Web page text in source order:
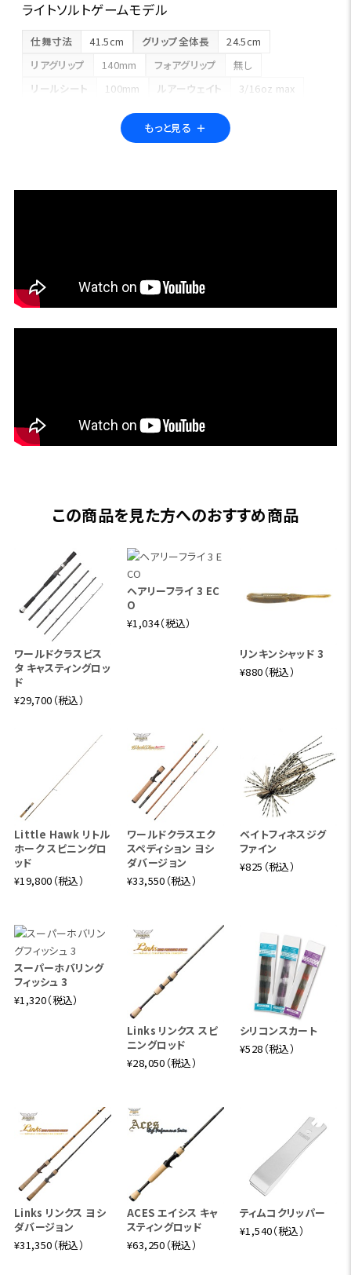
ライトソルトゲームモデル
仕舞寸法 41.5cm グリップ全体長
24.5cm
リアグリップ
140mm フォアグリップ
無し
リールシート
100mm ルアーウェイト
3/16oz max
PE#0.8max、エステル、フロロ0.2～0.8号
構造 グリップ脱着式の5ピース構造
ースでありながら、ライトソルトシーンに求められる感度と軽
快さを確保するために、軽量なセッティングに仕上げました。
5ft台のレングスを活かした取り回しの良さを高めるために、
無駄なパーツを排除したショートグリップを採用し、軽量化
ジグ単などの軽量ルアーのキャストを助けながら、食い込み
ションを活かしていただくと、プラグのキャストを快適に行
え、キャストの対応の幅が広いロッドになっています。ガイド
をいたずらに増やすことはせず、先重りしにくいガイドセッテ
ィングにしています。エステルラインを使用する際は0.2～0.4
号との相性が良く、PEラインは0.2～0.6号との相性が良くな
っています。その汎用性の高さは、多様な魚種が釣れる港湾
部でのライトソルトゲームの様々な場面で活躍します。
WCV96SL-5J "Sweet Trap"
鮎ゲームモデル
仕舞寸法 グリップ全体長
42cm
リアグリップ
フォアグリップ
35mm
リールシート
120mm ルアーウェイト
5/8oz max
ライン
自重
120g
構造
グリップ脱着式の5ピース構造
ワールドクラスビスタシリーズのラインナップ中でアユゲーム
専用に開発されたモデル。キャスタビリティと繊細なドラグワ
ークを重視するスピニングタックル派にはWCV96SL-5Jで
す。川下からの強い向かい風にもバックラッシュの心配なく
自在にキャスト。ロッドの粘りだけでは対処できない突っ走り
にはスピニングリールならではの滑らかなドラグは心強い存
アユゲームを存分に楽しむために。ロッドに求めたのはルア
ーをリトリーブすると川底の石の起伏で引き抵抗が変化し、
流れが一定でないことがわかります。複雑な流れの中でリッ
プに掛かる力の強弱を吸収し、不用意にルアーを上ずらせる
事なく狙ったレンジに送り込むにはティップの柔軟性が重要
です。それは同時にアユのアタックを弾くことなく適度に追従
し、針掛かりに導く要素でもあります。硬さの異なるティップ
のプロトを試すと、穂先から穂持ちにかけての部分が柔らか
いほど流れの変化を吸収しルアーの動きは安定し易くなり
もっと見る ＋
この商品を見た方へのおすすめ商品
ワールドクラスビス
タ キャスティングロッ
ド
¥29,700（税込）
ヘアリーフライ 3 EC
O
¥1,034（税込）
リンキンシャッド 3
¥880（税込）
Little Hawk リトル
ホーク スピニングロ
ッド
¥19,800（税込）
ワールドクラスエク
スペディション ヨシ
ダバージョン
¥33,550（税込）
ベイトフィネスジグ
ファイン
¥825（税込）
スーパーホバリング
フィッシュ 3
¥1,320（税込）
Links リンクス スピ
ニングロッド
¥28,050（税込）
シリコンスカート
¥528（税込）
Links リンクス ヨシ
ダバージョン
¥31,350（税込）
ACES エイシス キャ
スティングロッド
¥63,250（税込）
ティムコクリッパー
¥1,540（税込）